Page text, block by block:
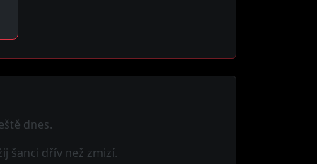
dnes.
šanci dřív než zmizí.